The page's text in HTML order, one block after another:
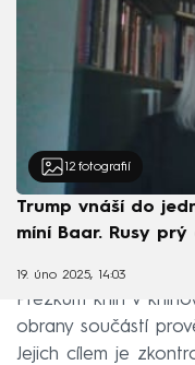
12 fotografií
Trump vnáší do
míní Baar. Rusy
19. úno 2025, 14:03
Přezkum knih v
obrany součástí
Jejich cílem je